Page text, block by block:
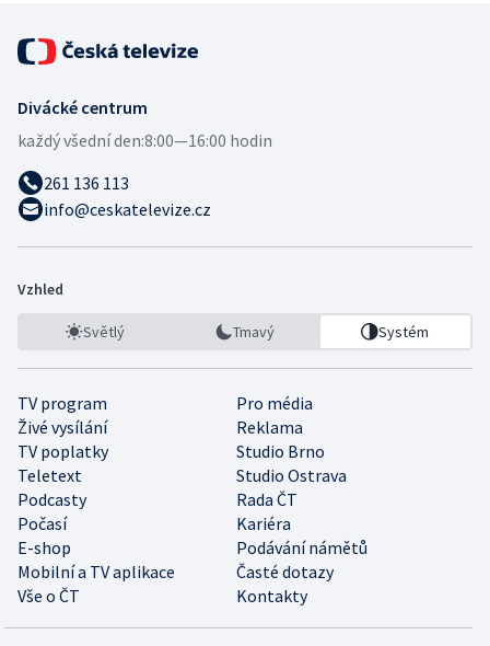
Divácké centrum
každý všední den:8:00—16:00 hodin
261 136 113
info@ceskatelevize.cz
Vzhled
Světlý Tmavý Systém
TV program
Pro média
Živé vysílání
Reklama
TV poplatky
Studio Brno
Teletext
Studio Ostrava
Podcasty
Rada ČT
Počasí
Kariéra
E-shop
Podávání námětů
Mobilní a TV aplikace
Časté dotazy
Vše o ČT
Kontakty